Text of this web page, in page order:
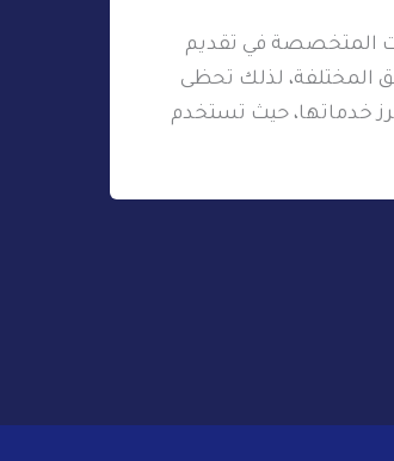
المتخصصة في تقديم
المختلفة، لذلك تحظى
خدماتها، حيث تستخدم